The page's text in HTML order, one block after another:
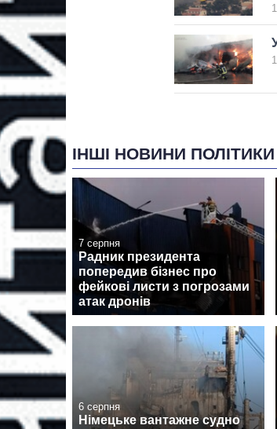
ІНШІ НОВИНИ ПОЛІТИКИ
7 серпня
Радник президента
попередив бізнес про
фейкові листи з погрозами
атак дронів
6 серпня
Німецьке вантажне судно